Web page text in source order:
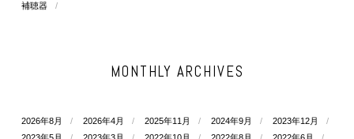
補聴器
MONTHLY ARCHIVES
2026年8月 2026年4月 2025年11月 2024年9月
2023年12月